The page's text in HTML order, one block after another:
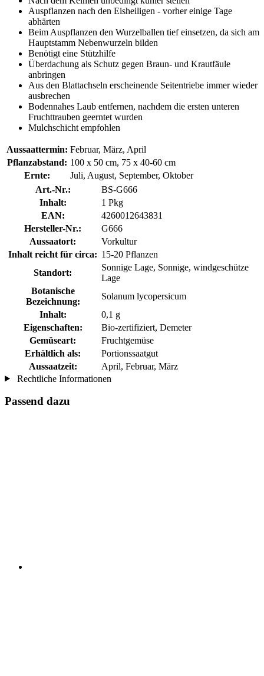
Auspflanzen nach den Eisheiligen - vorher einige Tage
abhärten
Beim Auspflanzen den Wurzelballen tief einsetzen, da sich am
Hauptstamm Nebenwurzeln bilden
Benötigt eine Stützhilfe
Überdachung als Schutz gegen Braun- und Krautfäule
anbringen
Aus den Blattachseln erscheinende Seitentriebe immer wieder
ausbrechen
Bodennahes Laub entfernen, nachdem die ersten unteren
Fruchttrauben geerntet wurden
Mulchschicht empfohlen
Aussaattermin: Februar, März, April
Pflanzabstand: 100 x 50 cm, 75 x 40-60 cm
Ernte:
Juli, August, September, Oktober
Art.-Nr.:
BS-G666
Inhalt:
1 Pkg
EAN:
4260012643831
Hersteller-Nr.:
G666
Aussaatort:
Vorkultur
Inhalt reicht für circa: 15-20 Pflanzen
Standort:
Sonnige Lage, Sonnige, windgeschütze
Lage
Botanische
Bezeichnung:
Solanum lycopersicum
Inhalt:
0,1 g
Eigenschaften:
Bio-zertifiziert, Demeter
Gemüseart:
Fruchtgemüse
Erhältlich als:
Portionssaatgut
Aussaatzeit:
April, Februar, März
Rechtliche Informationen
Passend dazu